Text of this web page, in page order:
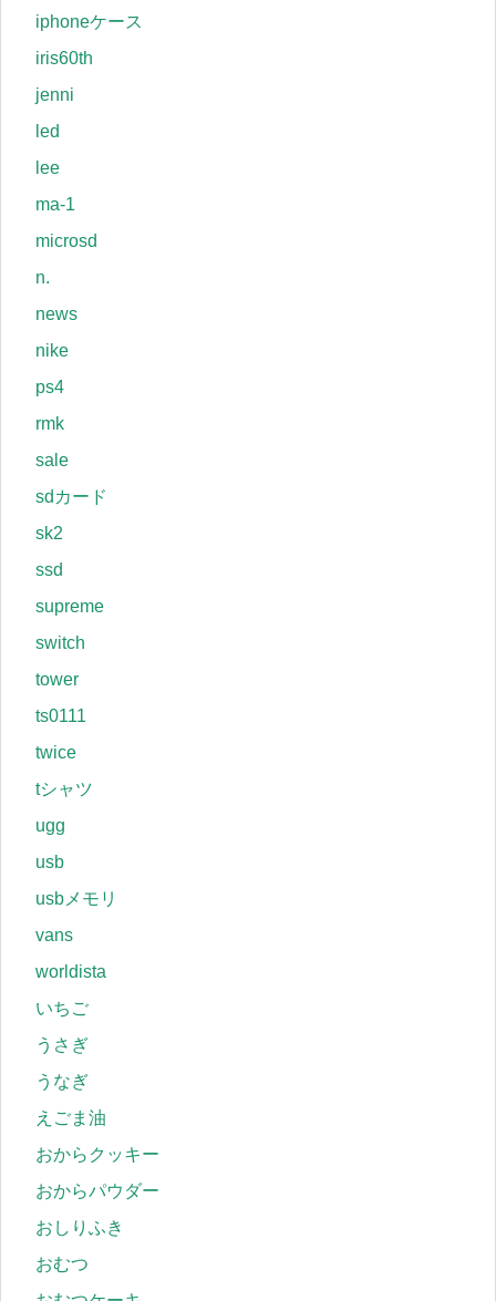
iphoneケース
iris60th
jenni
led
lee
ma-1
microsd
n.
news
nike
ps4
rmk
sale
sdカード
sk2
ssd
supreme
switch
tower
ts0111
twice
tシャツ
ugg
usb
usbメモリ
vans
worldista
いちご
うさぎ
うなぎ
えごま油
おからクッキー
おからパウダー
おしりふき
おむつ